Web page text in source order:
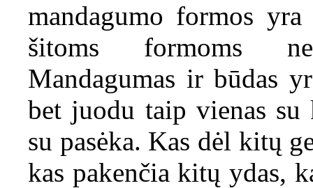
mandagumo formos
šitoms formoms
Mandagumas ir būdas
bet juodu taip vienas
su pasėka. Kas dėl kitų
kas pakenčia kitų ydas,